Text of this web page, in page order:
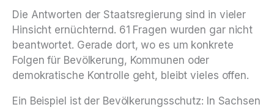
Die Antworten der Staatsregierung sind in vieler
Hinsicht ernüchternd. 61 Fragen wurden gar nicht
beantwortet. Gerade dort, wo es um konkrete
Folgen für Bevölkerung, Kommunen oder
demokratische Kontrolle geht, bleibt vieles offen.
Ein Beispiel ist der Bevölkerungsschutz: In Sachsen